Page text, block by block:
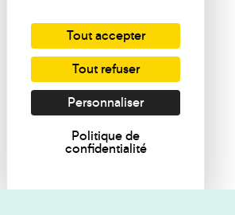
Tout accepter
Tout refuser
Personnaliser
Politique de
confidentialité